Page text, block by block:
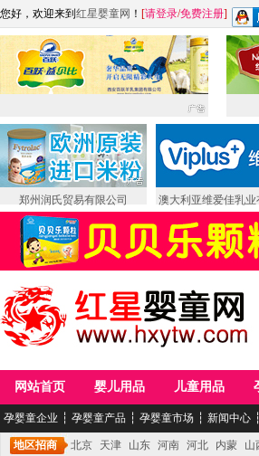
您好，欢迎来到 红星婴童网 ！ [请登录/免费注册]
郑州润氏贸易有限公司 澳大利亚维爱佳乳业
网站首页 婴儿用品 儿童用品
孕婴童企业 ┆ 孕婴童产品 ┆ 孕婴童市场 ┆ 新闻中心 ┆
地区招商 北京 天津 山东 河南 河北 内蒙 山